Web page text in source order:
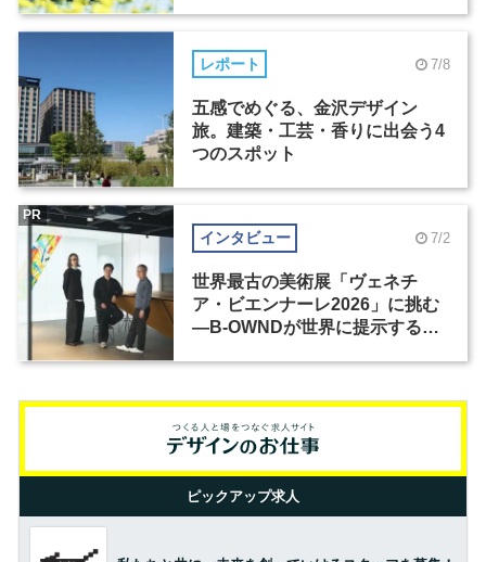
レポート 7/8
五感でめぐる、金沢デザイン
旅。建築・工芸・香りに出会う4
つのスポット
インタビュー 7/2
世界最古の美術展「ヴェネチ
ア・ビエンナーレ2026」に挑む
―B-OWNDが世界に提示する美
PR
ピックアップ求人